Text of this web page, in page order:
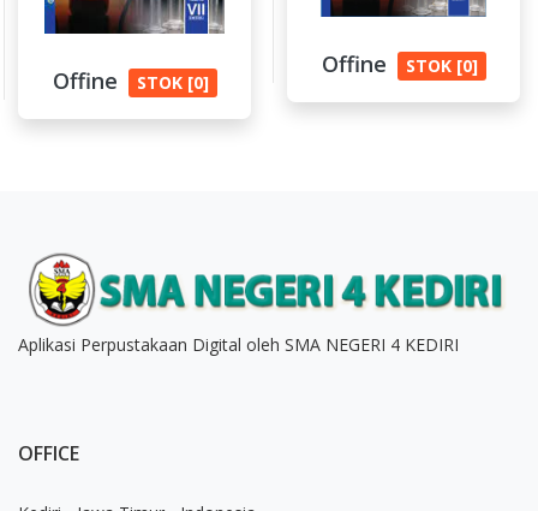
Offine STOK [0]
Offine STOK [0]
Aplikasi Perpustakaan Digital oleh SMA NEGERI 4 KEDIRI
OFFICE